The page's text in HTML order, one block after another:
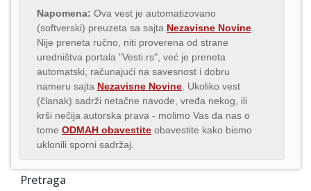
Napomena: Ova vest je automatizovano
(softverski) preuzeta sa sajta Nezavisne Novine
Nije preneta ručno, niti proverena od strane
uredništva portala "Vesti.rs", već je preneta
automatski, računajući na savesnost i dobru
nameru sajta Nezavisne Novine . Ukoliko vest
(članak) sadrži netačne navode, vređa nekog, ili
krši nečija autorska prava - molimo Vas da nas o
tome ODMAH obavestite obavestite kako bismo
uklonili sporni sadržaj.
Pretraga